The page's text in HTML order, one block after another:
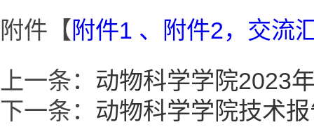
附件【 附件1 、附件2，交流
上一条： 动物科学学院2023
下一条： 动物科学学院技术